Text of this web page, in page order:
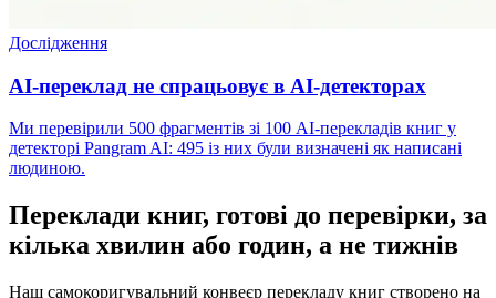
Дослідження
AI-переклад не спрацьовує в AI-детекторах
Ми перевірили 500 фрагментів зі 100 AI-перекладів книг у
детекторі Pangram AI: 495 із них були визначені як написані
людиною.
Переклади книг, готові до перевірки, за
кілька хвилин або годин, а не тижнів
Наш самокоригувальний конвеєр перекладу книг створено на